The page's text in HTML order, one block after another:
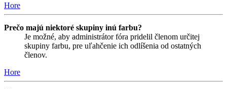
Hore
Prečo majú niektoré skupiny inú farbu?
Je možné, aby administrátor fóra pridelil členom určitej
skupiny farbu, pre uľahčenie ich odlíšenia od ostatných
členov.
Hore